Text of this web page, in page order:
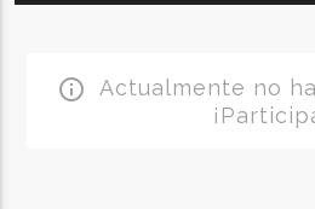
info_outline Actualmente no